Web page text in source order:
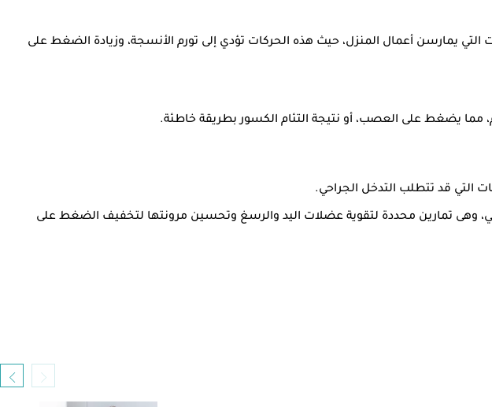
التي يمارسن أعمال المنزل، حيث هذه الحركات تؤدي إلى تورم الأنسجة، وزيادة الضغط على
مما يضغط على العصب، أو نتيجة التئام الكسور بطريقة خاطئة.
التي قد تتطلب التدخل الجراحي.
وهى تمارين محددة لتقوية عضلات اليد والرسغ وتحسين مرونتها لتخفيف الضغط على